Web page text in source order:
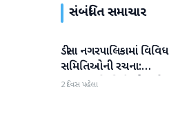
સંબંધિત સમાચાર
બનાસકાંઠા
ડીસા નગરપાલિકામાં વિવિધ
સમિતિઓની રચના:
મહત્વપૂર્ણ કમિટીઓ અને
2 દિવસ પહેલા